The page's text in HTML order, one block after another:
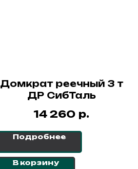
Домкрат реечный 3 т
ДР СибТаль
14 260 р.
Подробнее
В корзину